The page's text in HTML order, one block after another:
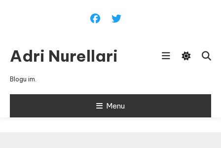
Adri Nurellari
Blogu im.
Menu